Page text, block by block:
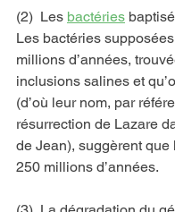
(2)  Les bactéries
Les bactéries
millions d’années,
inclusions salines et
(d’où leur nom, par
résurrection de Lazare
de Jean), suggèrent que
250 millions d’années.